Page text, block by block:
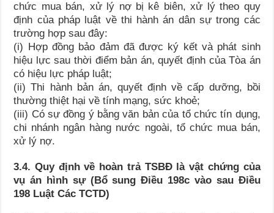
chức mua bán, xử lý nợ bị kê biên, xử lý theo quy
định của pháp luật về thi hành án dân sự trong các
trường hợp sau đây:
(i) Hợp đồng bảo đảm đã được ký kết và phát sinh
hiệu lực sau thời điểm bản án, quyết định của Tòa án
có hiệu lực pháp luật;
(ii) Thi hành bản án, quyết định về cấp dưỡng, bồi
thường thiệt hại về tính mạng, sức khoẻ;
(iii) Có sự đồng ý bằng văn bản của tổ chức tín dụng,
chi nhánh ngân hàng nước ngoài, tổ chức mua bán,
xử lý nợ.
3.4. Quy định về hoàn trả TSBĐ là vật chứng của
vụ án hình sự (Bổ sung Điều 198c vào sau Điều
198 Luật Các TCTD)